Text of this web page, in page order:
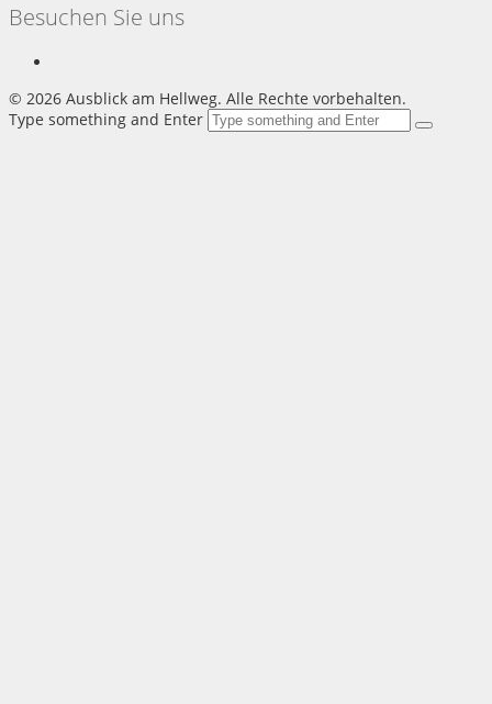
Besuchen Sie uns
© 2026 Ausblick am Hellweg. Alle Rechte vorbehalten.
Type something and Enter